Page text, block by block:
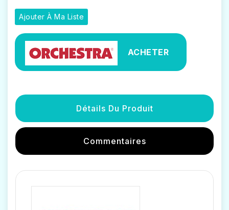
Ajouter À Ma Liste
ACHETER
Détails Du Produit
Commentaires